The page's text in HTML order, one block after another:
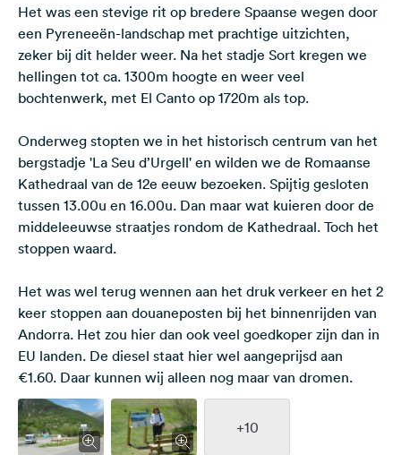
Het was een stevige rit op bredere Spaanse wegen door
een Pyreneeën-landschap met prachtige uitzichten,
zeker bij dit helder weer. Na het stadje Sort kregen we
hellingen tot ca. 1300m hoogte en weer veel
bochtenwerk, met El Canto op 1720m als top.
Onderweg stopten we in het historisch centrum van het
bergstadje 'La Seu d’Urgell' en wilden we de Romaanse
Kathedraal van de 12e eeuw bezoeken. Spijtig gesloten
tussen 13.00u en 16.00u. Dan maar wat kuieren door de
middeleeuwse straatjes rondom de Kathedraal. Toch het
stoppen waard.
Het was wel terug wennen aan het druk verkeer en het 2
keer stoppen aan douaneposten bij het binnenrijden van
Andorra. Het zou hier dan ook veel goedkoper zijn dan in
EU landen. De diesel staat hier wel aangeprijsd aan
€1.60. Daar kunnen wij alleen nog maar van dromen.
+10